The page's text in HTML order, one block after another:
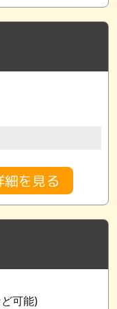
細を見る
可能)